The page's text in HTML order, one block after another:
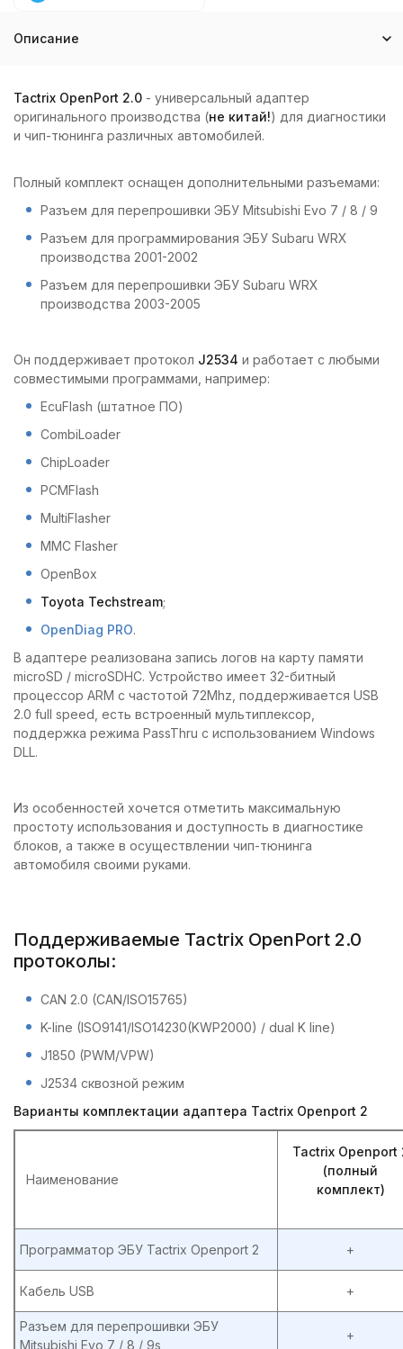
Описание
Tactrix OpenPort 2.0 - универсальный адаптер
оригинального производства (не китай!) для диагностики
и чип-тюнинга различных автомобилей.
Полный комплект оснащен дополнительными разъемами:
Разъем для перепрошивки ЭБУ Mitsubishi Evo 7 / 8 / 9
Разъем для программирования ЭБУ Subaru WRX
производства 2001-2002
Разъем для перепрошивки ЭБУ Subaru WRX
производства 2003-2005
Он поддерживает протокол J2534 и работает с любыми
совместимыми программами, например:
EcuFlash (штатное ПО)
CombiLoader
ChipLoader
PCMFlash
MultiFlasher
MMC Flasher
OpenBox
Toyota Techstream;
OpenDiag PRO.
В адаптере реализована запись логов на карту памяти
microSD / microSDHC. Устройство имеет 32-битный
процессор ARM с частотой 72Mhz, поддерживается USB
2.0 full speed, есть встроенный мультиплексор,
поддержка режима PassThru с использованием Windows
DLL.
Из особенностей хочется отметить максимальную
простоту использования и доступность в диагностике
блоков, а также в осуществлении чип-тюнинга
автомобиля своими руками.
Поддерживаемые Tactrix OpenPort 2.0
протоколы:
CAN 2.0 (CAN/ISO15765)
K-line (ISO9141/ISO14230(KWP2000) / dual K line)
J1850 (PWM/VPW)
J2534 сквозной режим
Варианты комплектации адаптера Tactrix Openport 2
Наименование
Tactrix Openport
(полный
комплект)
Программатор ЭБУ Tactrix Openport 2 +
Кабель USB +
Разъем для перепрошивки ЭБУ
Mitsubishi Evo 7 / 8 / 9s
+